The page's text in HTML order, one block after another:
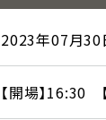
2023年07月30
【開場】16:30